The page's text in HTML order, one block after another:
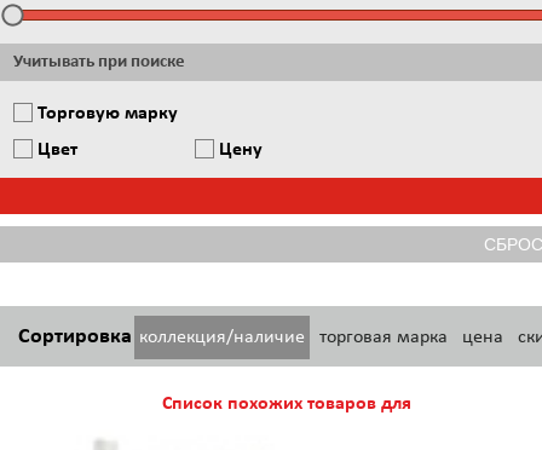
Учитывать при поиске
Торговую марку
Цвет
Цену
Сортировка коллекция/наличие торговая марка цена
Список похожих товаров для